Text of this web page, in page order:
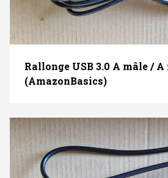
Rallonge USB 3.0 A mâle /
(AmazonBasics)